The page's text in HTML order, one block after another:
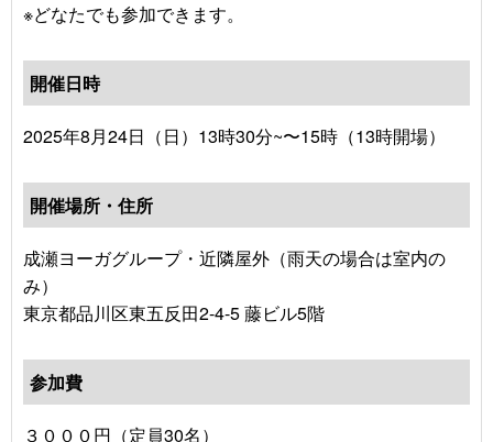
※どなたでも参加できます。
開催日時
2025年8月24日（日）13時30分~〜15時（13時開場）
開催場所・住所
成瀬ヨーガグループ・近隣屋外（雨天の場合は室内の
み）
東京都品川区東五反田2-4-5 藤ビル5階
参加費
３０００円（定員30名）